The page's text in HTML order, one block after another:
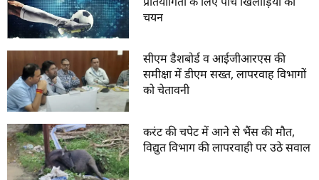
चयन
सीएम डैशबोर्ड व आईजीआरएस की
समीक्षा में डीएम सख्त, लापरवाह विभागों
को चेतावनी
करंट की चपेट में आने से भैंस की मौत,
विद्युत विभाग की लापरवाही पर उठे सवाल